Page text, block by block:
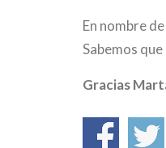
En nombre
Sabemos
Gracias